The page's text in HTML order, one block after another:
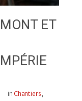
ET
in Chantiers,